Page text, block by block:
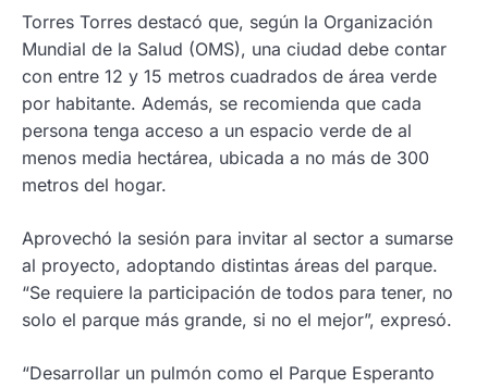
Torres Torres destacó que, según la Organización
Mundial de la Salud (OMS), una ciudad debe contar
con entre 12 y 15 metros cuadrados de área verde
por habitante. Además, se recomienda que cada
persona tenga acceso a un espacio verde de al
menos media hectárea, ubicada a no más de 300
metros del hogar.
Aprovechó la sesión para invitar al sector a sumarse
al proyecto, adoptando distintas áreas del parque.
“Se requiere la participación de todos para tener, no
solo el parque más grande, si no el mejor”, expresó.
“Desarrollar un pulmón como el Parque Esperanto